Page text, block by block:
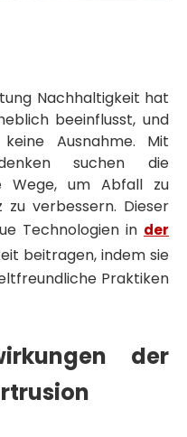
Nachhaltigkeit hat
beeinflusst, und
Ausnahme. Mit
suchen die
Wege, um Abfall zu
zu verbessern. Dieser
Technologien in der
beitragen, indem sie
Praktiken
der